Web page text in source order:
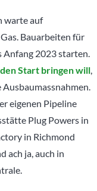
warte auf
Bauarbeiten für
2023 starten.
Start bringen will,
eigenen Pipeline
Plug Powers in
in Richmond
ach ja, auch in